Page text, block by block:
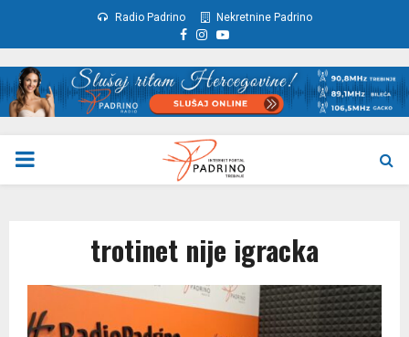
Radio Padrino Nekretnine Padrino
Facebook
Instagram
Youtube
PRIMARY
trotinet nije igracka